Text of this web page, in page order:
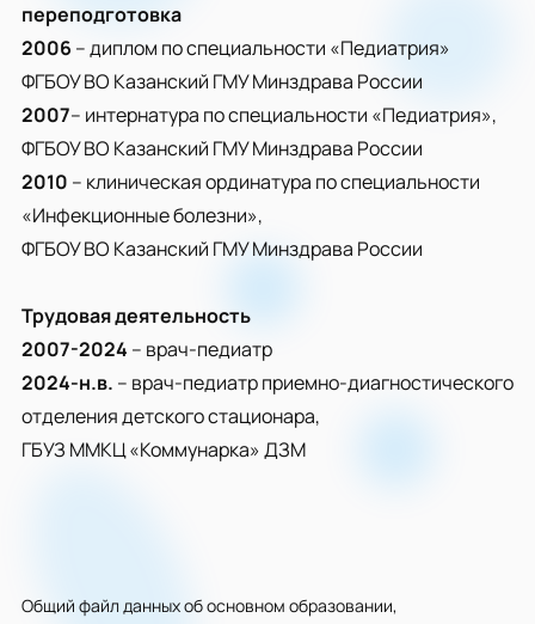
переподготовка
2006 – диплом по специальности «Педиатрия»
ФГБОУ ВО Казанский ГМУ Минздрава России
2007– интернатура по специальности «Педиатрия»,
ФГБОУ ВО Казанский ГМУ Минздрава России
2010 – клиническая ординатура по специальности
«Инфекционные болезни»,
ФГБОУ ВО Казанский ГМУ Минздрава России
Трудовая деятельность
2007-2024 – врач-педиатр
2024-н.в. – врач-педиатр приемно-диагностического
отделения детского стационара,
ГБУЗ ММКЦ «Коммунарка» ДЗМ
Общий файл данных об основном образовании,